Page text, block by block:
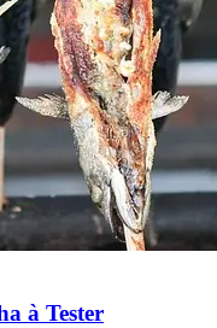
à Tester